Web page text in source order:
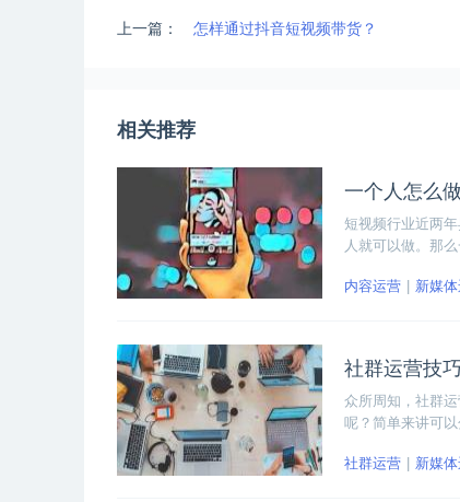
上一篇： 怎样通过抖音短视频带货？
相关推荐
一个人怎么
短视频行业近两
人就可以做。那
内容运营 新媒
社群运营技
众所周知，社群
呢？简单来讲可
社群运营 新媒